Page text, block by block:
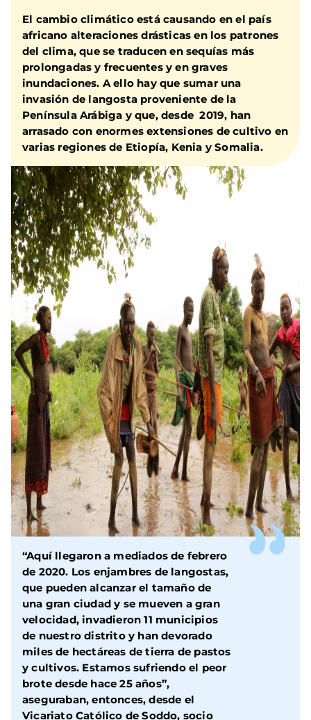
El cambio climático está causando en el país
africano alteraciones drásticas en los patrones
del clima, que se traducen en sequías más
prolongadas y frecuentes y en graves
inundaciones. A ello hay que sumar una
invasión de langosta proveniente de la
Península Arábiga y que, desde 2019, han
arrasado con enormes extensiones de cultivo en
varias regiones de Etiopía, Kenia y Somalia.
“Aquí llegaron a mediados de febrero
de 2020. Los enjambres de langostas,
que pueden alcanzar el tamaño de
una gran ciudad y se mueven a gran
velocidad, invadieron 11 municipios
de nuestro distrito y han devorado
miles de hectáreas de tierra de pastos
y cultivos. Estamos sufriendo el peor
brote desde hace 25 años”,
aseguraban, entonces, desde el
Vicariato Católico de Soddo, socio